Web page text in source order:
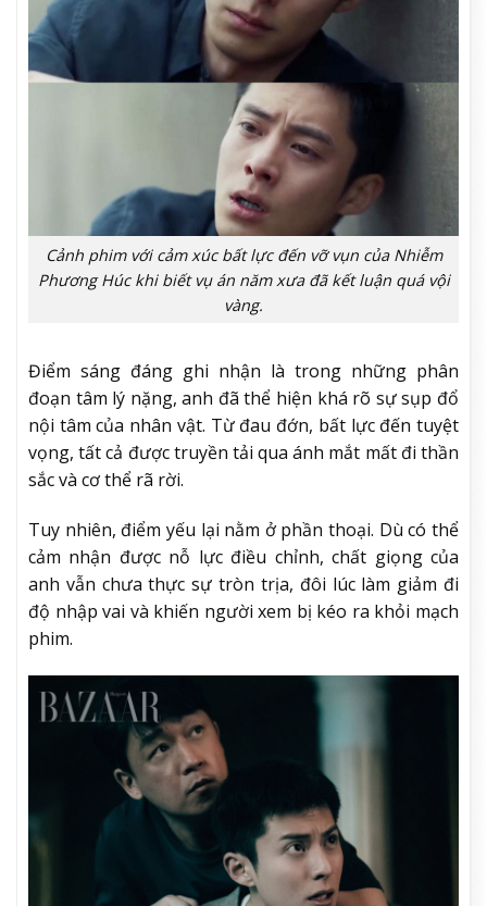
Cảnh phim với cảm xúc bất lực đến vỡ vụn của Nhiễm
Phương Húc khi biết vụ án năm xưa đã kết luận quá vội
vàng.
Điểm sáng đáng ghi nhận là trong những phân
đoạn tâm lý nặng, anh đã thể hiện khá rõ sự sụp đổ
nội tâm của nhân vật. Từ đau đớn, bất lực đến tuyệt
vọng, tất cả được truyền tải qua ánh mắt mất đi thần
sắc và cơ thể rã rời.
Tuy nhiên, điểm yếu lại nằm ở phần thoại. Dù có thể
cảm nhận được nỗ lực điều chỉnh, chất giọng của
anh vẫn chưa thực sự tròn trịa, đôi lúc làm giảm đi
độ nhập vai và khiến người xem bị kéo ra khỏi mạch
phim.